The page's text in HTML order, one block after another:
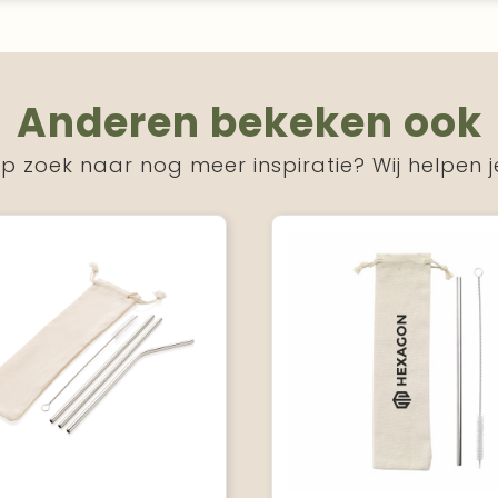
Anderen bekeken ook
zoek naar nog meer inspiratie? Wij helpen